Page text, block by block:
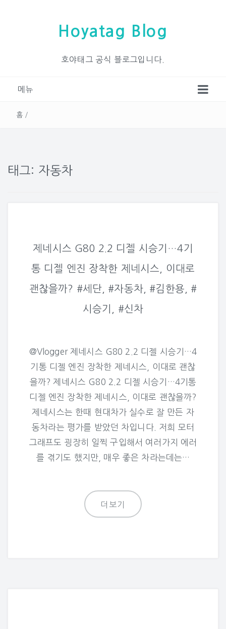
Hoyatag Blog
호야태그 공식 블로그입니다.
메뉴
홈 /
태그: 자동차
제네시스 G80 2.2 디젤 시승기…4기
통 디젤 엔진 장착한 제네시스, 이대로
괜찮을까? #세단, #자동차, #김한용, #
시승기, #신차
@Vlogger 제네시스 G80 2.2 디젤 시승기…4
기통 디젤 엔진 장착한 제네시스, 이대로 괜찮
을까? 제네시스 G80 2.2 디젤 시승기…4기통
디젤 엔진 장착한 제네시스, 이대로 괜찮을까?
제네시스는 한때 현대차가 실수로 잘 만든 자
동차라는 평가를 받았던 차입니다. 저희 모터
그래프도 굉장히 일찍 구입해서 여러가지 에러
를 겪기도 했지만, 매우 좋은 차라는데는…
더보기